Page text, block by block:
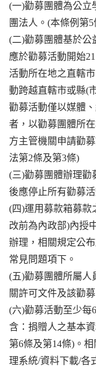
(一)勸募團體為公立
團法人。(本條例第5
(二)勸募團體基於公
應於勸募活動開始
活動所在地之直轄
動跨越直轄市或縣(
勸募活動僅以媒體
者，以勸募團體所
方主管機關申請勸
法第2條及第3條)
(三)勸募團體辦理勸
後應停止所有勸募
(四)運用募款箱募款
改前為內政部)內授
辦理，相關規定公
常見問題項下。
(五)勸募團體所屬人
關許可文件及該勸
(六)勸募活動至少每
含：捐贈人之基本
第6條及第14條)。
理系統/資料下載/各